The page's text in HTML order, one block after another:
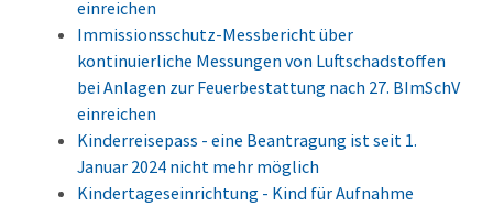
einreichen
Immissionsschutz-Messbericht über
kontinuierliche Messungen von Luftschadstoffen
bei Anlagen zur Feuerbestattung nach 27. BImSchV
einreichen
Kinderreisepass - eine Beantragung ist seit 1.
Januar 2024 nicht mehr möglich
Kindertageseinrichtung - Kind für Aufnahme